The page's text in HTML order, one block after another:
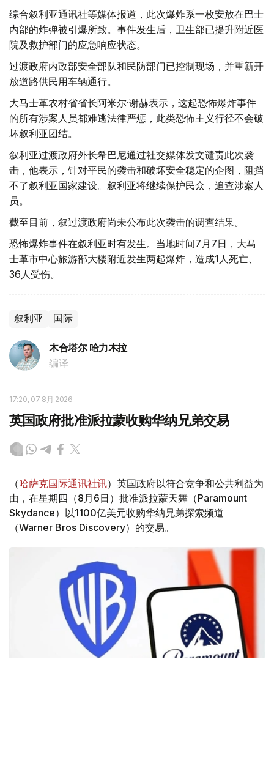
综合叙利亚通讯社等媒体报道，此次爆炸系一枚安放在巴士
内部的炸弹被引爆所致。事件发生后，卫生部已提升附近医
院及救护部门的应急响应状态。
过渡政府内政部安全部队和民防部门已控制现场，并重新开
放道路供民用车辆通行。
大马士革农村省省长阿米尔·谢赫表示，这起恐怖爆炸事件
的所有涉案人员都难逃法律严惩，此类恐怖主义行径不会破
坏叙利亚团结。
叙利亚过渡政府外长希巴尼通过社交媒体发文谴责此次袭
击，他表示，针对平民的袭击和破坏安全稳定的企图，阻挡
不了叙利亚国家建设。叙利亚将继续保护民众，追查涉案人
员。
截至目前，叙过渡政府尚未公布此次袭击的调查结果。
恐怖爆炸事件在叙利亚时有发生。当地时间7月7日，大马
士革市中心旅游部大楼附近发生两起爆炸，造成1人死亡、
36人受伤。
叙利亚 国际
木合塔尔 哈力木拉
编译
17:20, 07 8月 2026
英国政府批准派拉蒙收购华纳兄弟交易
（哈萨克国际通讯社讯）英国政府以符合竞争和公共利益为
由，在星期四（8月6日）批准派拉蒙天舞（Paramount
Skydance）以1100亿美元收购华纳兄弟探索频道
（Warner Bros Discovery）的交易。